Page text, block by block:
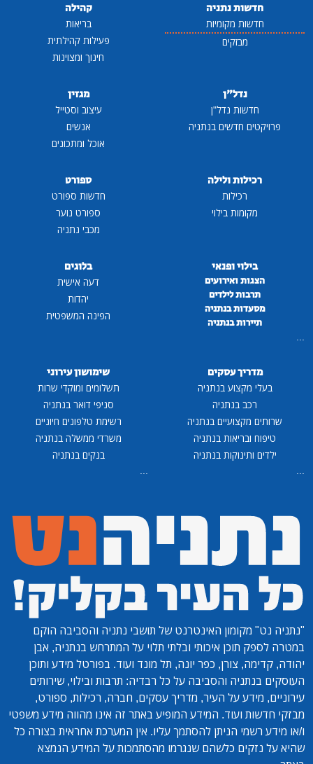
חדשות נתניה
חדשות מקומיות
מבזקים
קהילה
בריאות
פעילות קהילתית
חינוך ומצוינות
נדל"ן
חדשות נדל"ן
פרויקטים חדשים בנתניה
מגזין
עיצוב וסטייל
אנשים
אוכל ומתכונים
רכילות ולילה
רכילות
מקומות בילוי
ספורט
חדשות ספורט
ספורט נוער
מכבי נתניה
בילוי ופנאי
הצגות ואירועים
תרבות לילדים
מסעדות בנתניה
תיירות בנתניה
...
בלוגים
דעה אישית
יהדות
הפינה המשפטית
מדריך עסקים
בעלי מקצוע בנתניה
רכב בנתניה
שרותים מקצועיים בנתניה
טיפוח ובריאות בנתניה
ילדים ותינוקות בנתניה
...
שימושון עירוני
תשלומים ומוקדי שרות
סניפי דואר בנתניה
רשימת טלפונים חיוניים
משרדי ממשלה בנתניה
בנקים בנתניה
...
"נתניה נט" מקומון האינטרנט של תושבי נתניה והסביבה הוקם
במטרה לספק תוכן איכותי ובלתי תלוי על המתרחש בנתניה, אבן
יהודה, קדימה, צורן, כפר יונה, תל מונד ועוד. בפורטל מידע ותוכן
העוסקים בנתניה והסביבה על כל רבדיה: תרבות ובילוי, שירותים
עירוניים, מידע על העיר, מדריך עסקים, חברה, רכילות, ספורט,
מבזקי חדשות ועוד. המידע המופיע באתר זה אינו מהווה מידע משפטי
ו/או מידע רשמי הניתן להסתמך עליו. אין המערכת אחראית בצורה כל
שהיא על נזקים כלשהם שנגרמו מהסתמכות על המידע הנמצא